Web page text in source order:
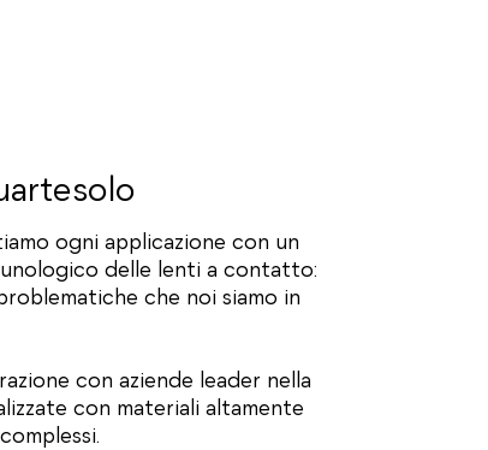
ogni applicazione con un
delle lenti a contatto:
che noi siamo in
con aziende leader nella
con materiali altamente